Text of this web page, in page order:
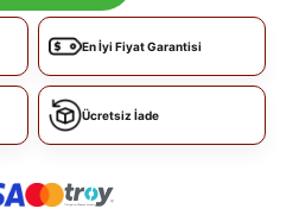
En İyi Fiyat Garantisi
Ücretsiz İade